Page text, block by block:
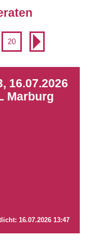
20
16.07.2026
Marburg
16.07.2026 13:47